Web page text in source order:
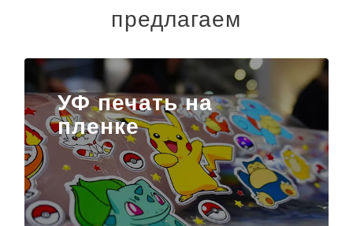
предлагаем
УФ печать на
пленке